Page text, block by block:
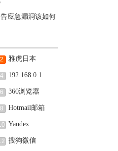
应急漏洞该如何
2 雅虎日本
4 192.168.0.1
6 360浏览器
8 Hotmail邮箱
Yandex
搜狗微信